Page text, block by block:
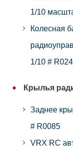
1/10
Колесная
1/10 #
Крылья
Заднее
# R0085
VRX RC